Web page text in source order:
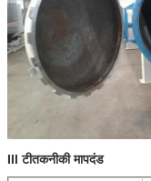
III टीतकनीकी मापदंड